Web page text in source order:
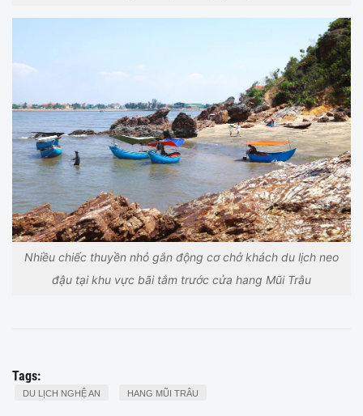
Nhiều chiếc thuyền nhỏ gắn động cơ chở khách du lịch neo
đậu tại khu vực bãi tắm trước cửa hang Mũi Trâu
Tags:
DU LỊCH NGHỆ AN HANG MŨI TRÂU